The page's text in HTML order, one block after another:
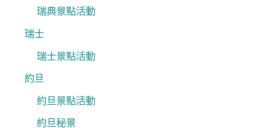
瑞典景點活動
瑞士
瑞士景點活動
約旦
約旦景點活動
約旦秘景